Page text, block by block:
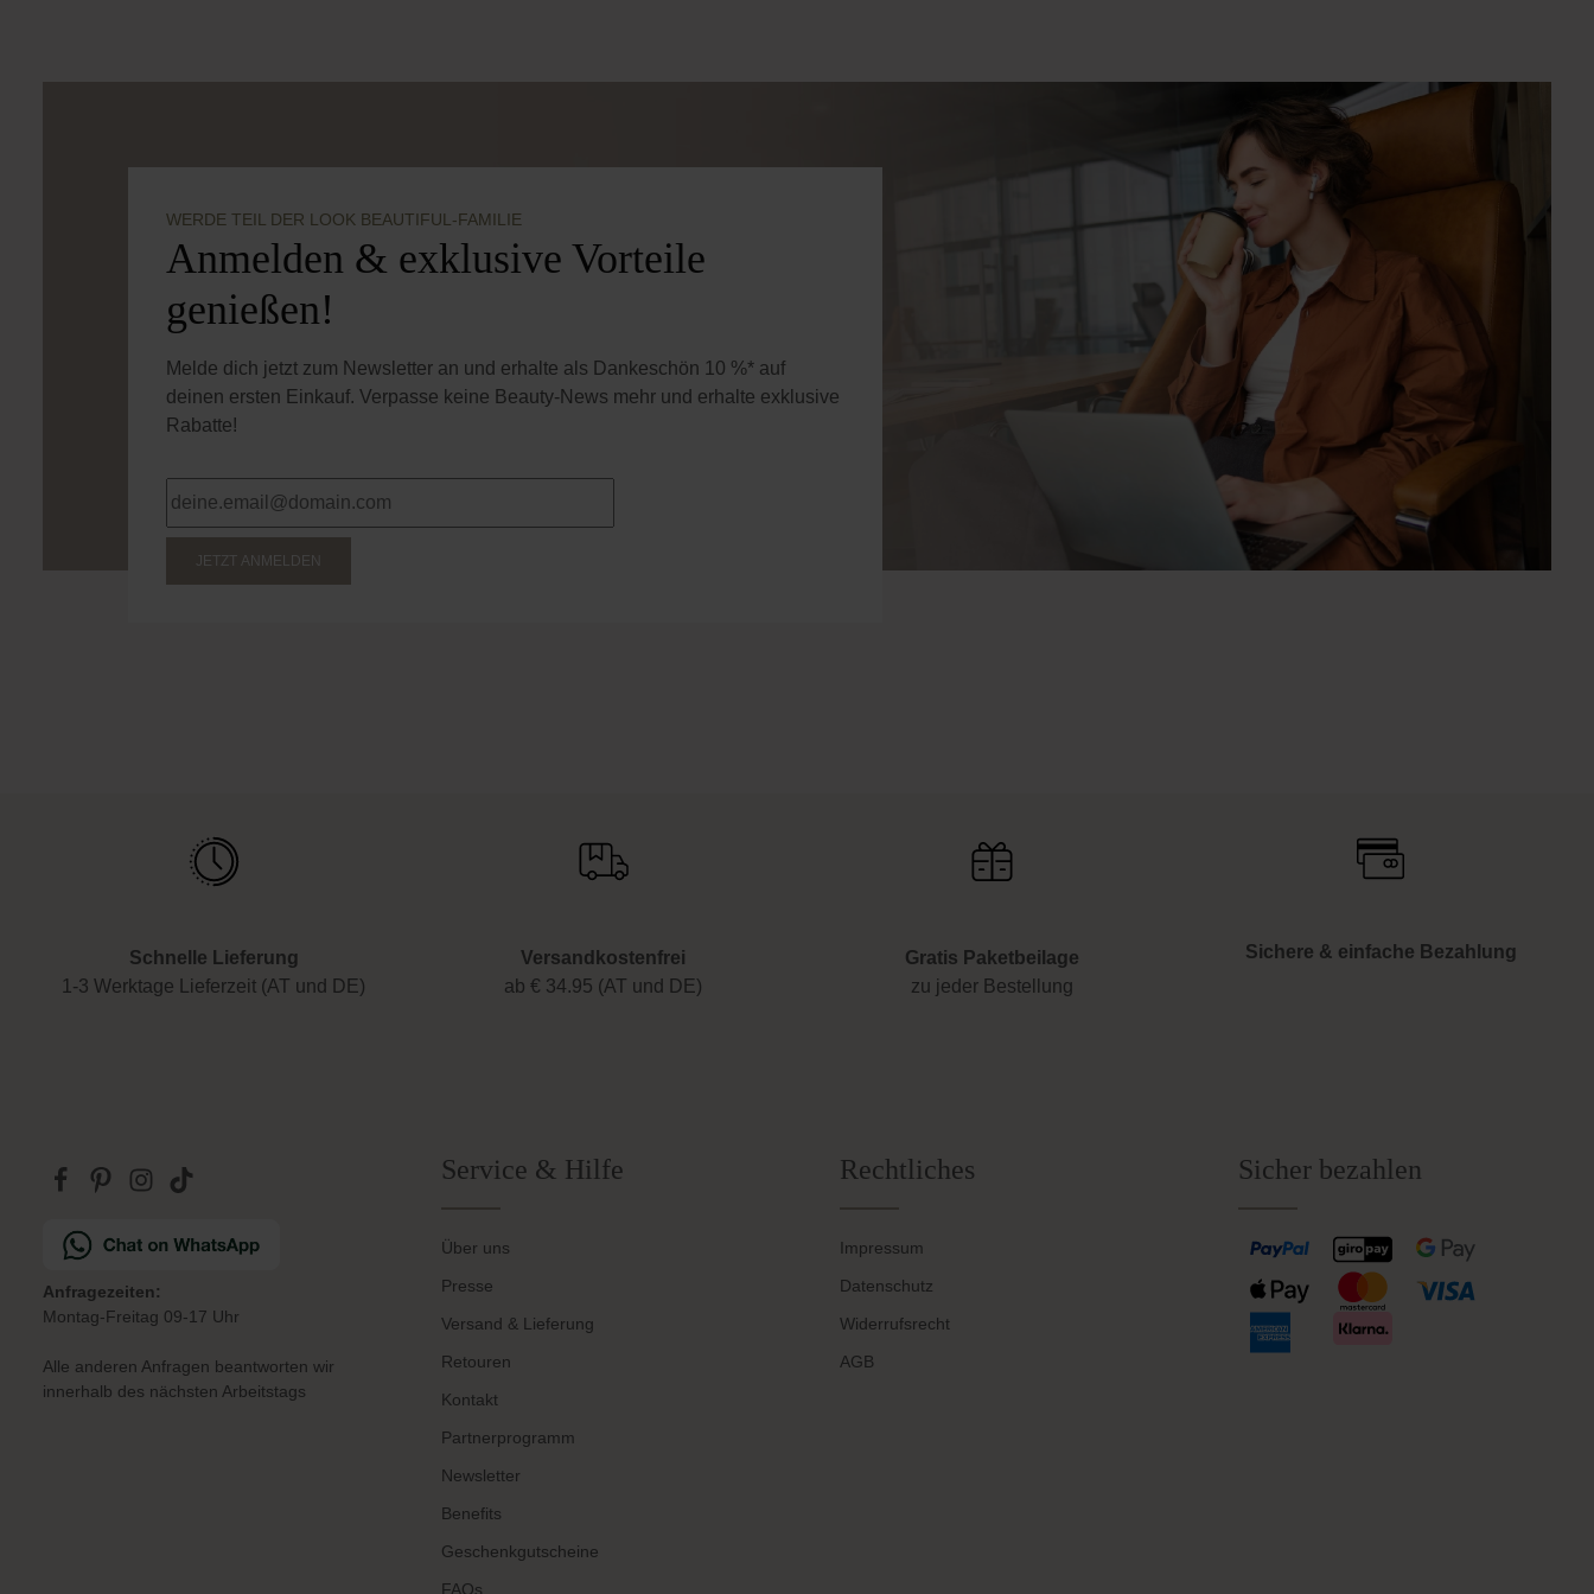
WERDE TEIL DER LOOK BEAUTIFUL-FAMILIE
Anmelden & exklusive Vorteile
genießen!
Melde dich jetzt zum Newsletter an und erhalte als Dankeschön 10 %* auf
deinen ersten Einkauf. Verpasse keine Beauty-News mehr und erhalte exklusive
Rabatte!
JETZT ANMELDEN
Schnelle Lieferung
1-3 Werktage Lieferzeit (AT und DE)
Versandkostenfrei
ab € 34.95 (AT und DE)
Gratis Paketbeilage
zu jeder Bestellung
Sichere & einfache Bezahlung
Anfragezeiten:
Montag-Freitag 09-17 Uhr
Alle anderen Anfragen beantworten wir
innerhalb des nächsten Arbeitstags
Service & Hilfe
Über uns
Presse
Versand & Lieferung
Retouren
Kontakt
Partnerprogramm
Newsletter
Benefits
Geschenkgutscheine
FAQs
Rechtliches
Impressum
Datenschutz
Widerrufsrecht
AGB
Sicher bezahlen